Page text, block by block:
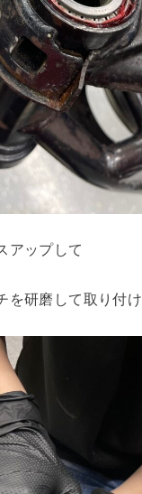
アップして
を研磨して取り付け